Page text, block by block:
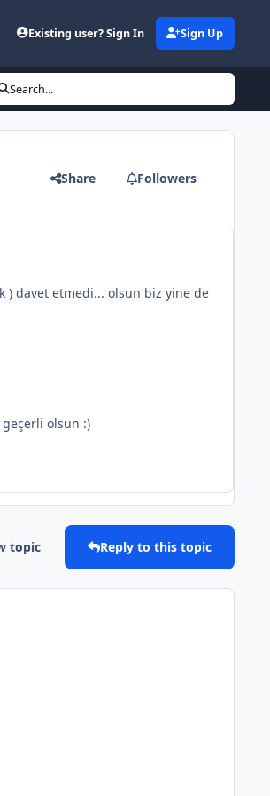
Existing user? Sign In Sign Up
Search...
Share Followers
) davet etmedi... olsun biz yine de
olsun :)
topic Reply to this topic